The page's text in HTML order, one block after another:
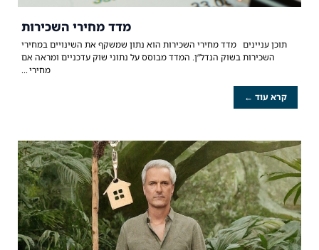
מדד מחירי השכירות
תוכן עניינים מדד מחירי השכירות הוא נתון שמשקף את השינויים במחירי
השכירות בשוק הנדל”ן. המדד מבוסס על נתוני שוק עדכניים ומראה אם
מחירי
קרא עוד ←